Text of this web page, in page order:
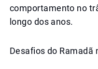
comportamento no
longo dos anos.
Desafios do Ramadã